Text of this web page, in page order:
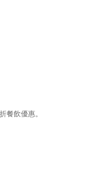
餐飲優惠。